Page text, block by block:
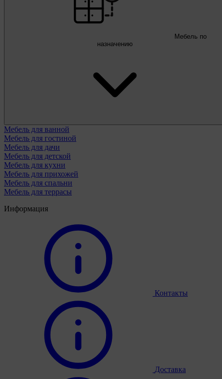
Мебель по
назначению
Мебель для ванной
Мебель для гостиной
Мебель для дачи
Мебель для детской
Мебель для кухни
Мебель для прихожей
Мебель для спальни
Мебель для террасы
Информация
Контакты
Доставка